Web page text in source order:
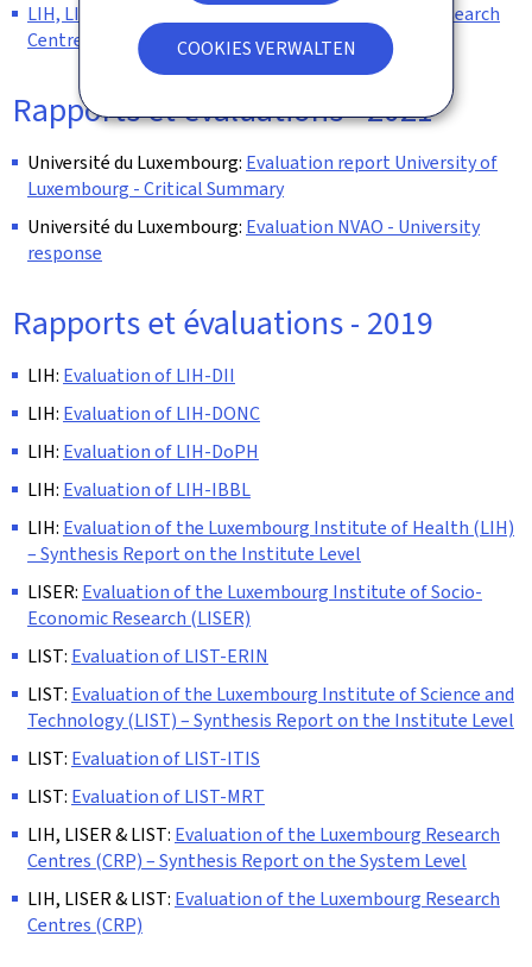
COOKIES VERWALTEN
LIH, LISER & LIST: Evaluation of the Luxembourg Research
Centres (CRP) – Synthesis Report
Rapports et évaluations - 2021
Université du Luxembourg: Evaluation report University of
Luxembourg - Critical Summary
Université du Luxembourg: Evaluation NVAO - University
response
Rapports et évaluations - 2019
LIH: Evaluation of LIH-DII
LIH: Evaluation of LIH-DONC
LIH: Evaluation of LIH-DoPH
LIH: Evaluation of LIH-IBBL
LIH: Evaluation of the Luxembourg Institute of Health (LIH)
– Synthesis Report on the Institute Level
LISER: Evaluation of the Luxembourg Institute of Socio-
Economic Research (LISER)
LIST: Evaluation of LIST-ERIN
LIST: Evaluation of the Luxembourg Institute of Science and
Technology (LIST) – Synthesis Report on the Institute Level
LIST: Evaluation of LIST-ITIS
LIST: Evaluation of LIST-MRT
LIH, LISER & LIST: Evaluation of the Luxembourg Research
Centres (CRP) – Synthesis Report on the System Level
LIH, LISER & LIST: Evaluation of the Luxembourg Research
Centres (CRP)